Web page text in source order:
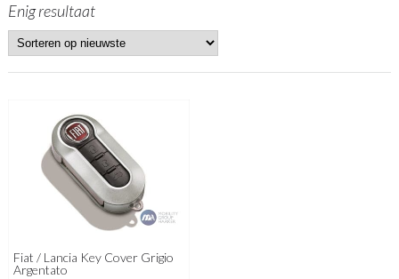
Enig resultaat
Fiat / Lancia Key Cover Grigio
Argentato